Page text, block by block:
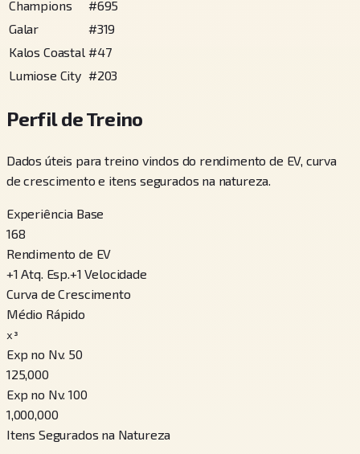
Champions #695
Galar
#319
Kalos Coastal #47
Lumiose City #203
Perfil de Treino
Dados úteis para treino vindos do rendimento de EV, curva
de crescimento e itens segurados na natureza.
Experiência Base
168
Rendimento de EV
+1 Atq. Esp.+1 Velocidade
Curva de Crescimento
Médio Rápido
x³
Exp no Nv. 50
125,000
Exp no Nv. 100
1,000,000
Itens Segurados na Natureza